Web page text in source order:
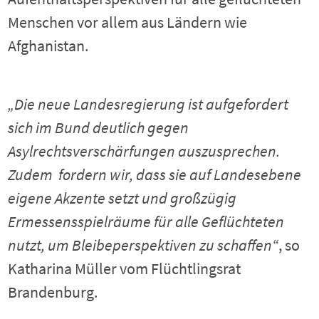
Menschen vor allem aus Ländern wie
Afghanistan.
„Die neue Landesregierung ist aufgefordert
sich im Bund deutlich gegen
Asylrechtsverschärfungen auszusprechen.
Zudem fordern wir, dass sie auf Landesebene
eigene Akzente setzt und großzügig
Ermessensspielräume für alle Geflüchteten
nutzt, um Bleibeperspektiven zu schaffen“, so
Katharina Müller vom Flüchtlingsrat
Brandenburg.